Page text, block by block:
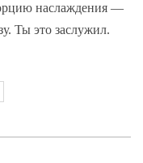
наслаждения —
Ты это заслужил.